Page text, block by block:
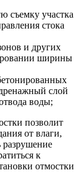
съемку участка
стока
и других
ширины
слой
воды;
позволит
от влаги,
разрушение
к
отмостки